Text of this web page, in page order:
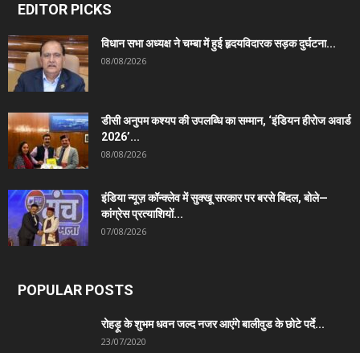
EDITOR PICKS
विधान सभा अध्यक्ष ने चम्बा में हुई हृदयविदारक सड़क दुर्घटना...
08/08/2026
डीसी अनुपम कश्यप की उपलब्धि का सम्मान, ‘इंडियन हीरोज अवार्ड
2026’...
08/08/2026
इंडिया न्यूज़ कॉन्क्लेव में सुक्खू सरकार पर बरसे बिंदल, बोले—
कांग्रेस प्रत्याशियों...
07/08/2026
POPULAR POSTS
रोहड़ू के शुभम धवन जल्द नजर आएंगे बालीवुड के छोटे पर्दे...
23/07/2020